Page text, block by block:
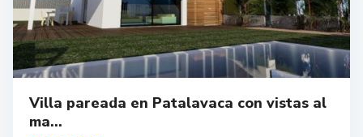
Villa pareada en Patalavaca con vistas al
ma...